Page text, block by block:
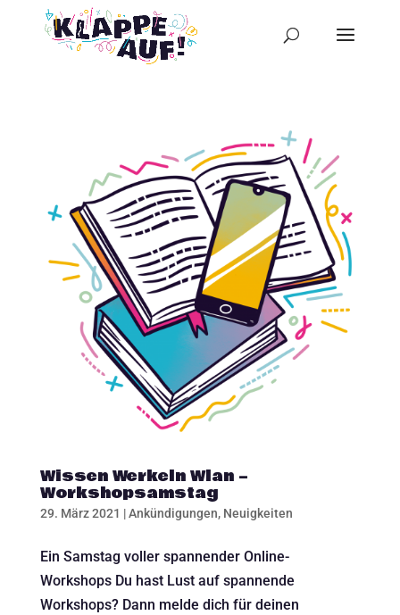
Wissen Werkeln Wlan –
Workshopsamstag
29. März 2021 |Ankündigungen, Neuigkeiten
Ein Samstag voller spannender Online-
Workshops Du hast Lust auf spannende
Workshops? Dann melde dich für deinen